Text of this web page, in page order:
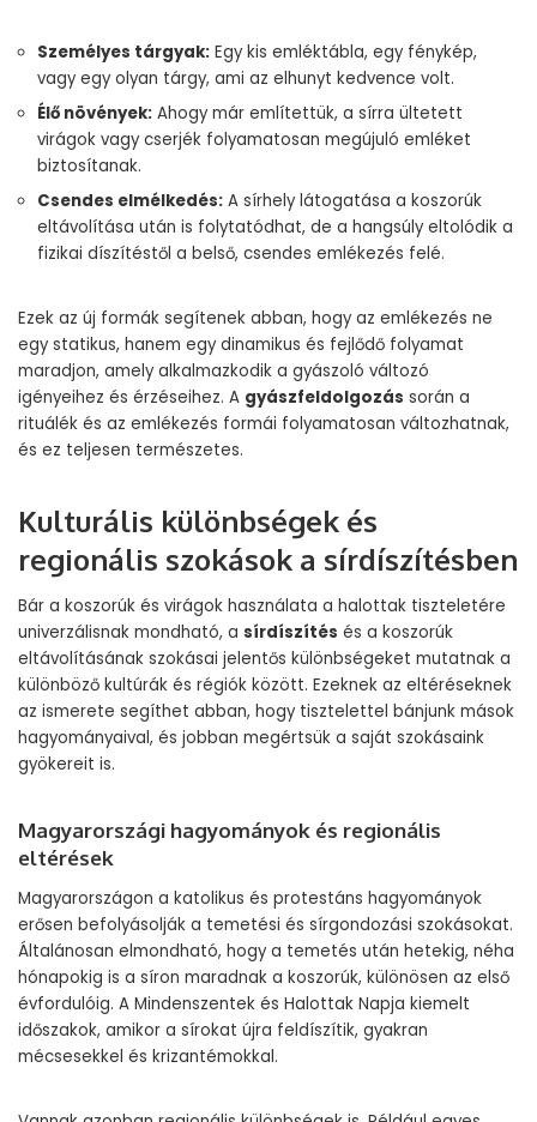
Személyes tárgyak: Egy kis emléktábla, egy fénykép,
vagy egy olyan tárgy, ami az elhunyt kedvence volt.
Élő növények: Ahogy már említettük, a sírra ültetett
virágok vagy cserjék folyamatosan megújuló emléket
biztosítanak.
Csendes elmélkedés: A sírhely látogatása a koszorúk
eltávolítása után is folytatódhat, de a hangsúly eltolódik a
fizikai díszítéstől a belső, csendes emlékezés felé.
Ezek az új formák segítenek abban, hogy az emlékezés ne
egy statikus, hanem egy dinamikus és fejlődő folyamat
maradjon, amely alkalmazkodik a gyászoló változó
igényeihez és érzéseihez. A gyászfeldolgozás során a
rituálék és az emlékezés formái folyamatosan változhatnak,
és ez teljesen természetes.
Kulturális különbségek és
regionális szokások a sírdíszítésben
Bár a koszorúk és virágok használata a halottak tiszteletére
univerzálisnak mondható, a sírdíszítés és a koszorúk
eltávolításának szokásai jelentős különbségeket mutatnak a
különböző kultúrák és régiók között. Ezeknek az eltéréseknek
az ismerete segíthet abban, hogy tisztelettel bánjunk mások
hagyományaival, és jobban megértsük a saját szokásaink
gyökereit is.
Magyarországi hagyományok és regionális
eltérések
Magyarországon a katolikus és protestáns hagyományok
erősen befolyásolják a temetési és sírgondozási szokásokat.
Általánosan elmondható, hogy a temetés után hetekig, néha
hónapokig is a síron maradnak a koszorúk, különösen az első
évfordulóig. A Mindenszentek és Halottak Napja kiemelt
időszakok, amikor a sírokat újra feldíszítik, gyakran
mécsesekkel és krizantémokkal.